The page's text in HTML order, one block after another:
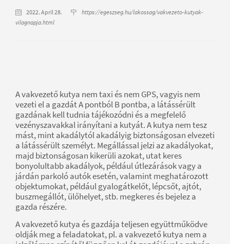
2022. April 28.
https://egeszseg.hu/lakossag/vakvezeto-kutyak-
vilagnapja.html
A vakvezető kutya nem taxi és nem GPS, vagyis nem
vezeti el a gazdát A pontból B pontba, a látássérült
gazdának kell tudnia tájékozódni és a megfelelő
vezényszavakkal irányítani a kutyát. A kutya nem tesz
mást, mint akadálytól akadályig biztonságosan elvezeti
a látássérült személyt. Megállással jelzi az akadályokat,
majd biztonságosan kikerüli azokat, utat keres
bonyolultabb akadályok, például útlezárások vagy a
járdán parkoló autók esetén, valamint meghatározott
objektumokat, például gyalogátkelőt, lépcsőt, ajtót,
buszmegállót, ülőhelyet, stb. megkeres és bejelez a
gazda részére.
A vakvezető kutya és gazdája teljesen együttműködve
oldják meg a feladatokat, pl. a vakvezető kutya nem a